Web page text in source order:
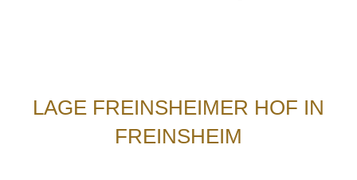
LAGE FREINSHEIMER HOF IN
FREINSHEIM